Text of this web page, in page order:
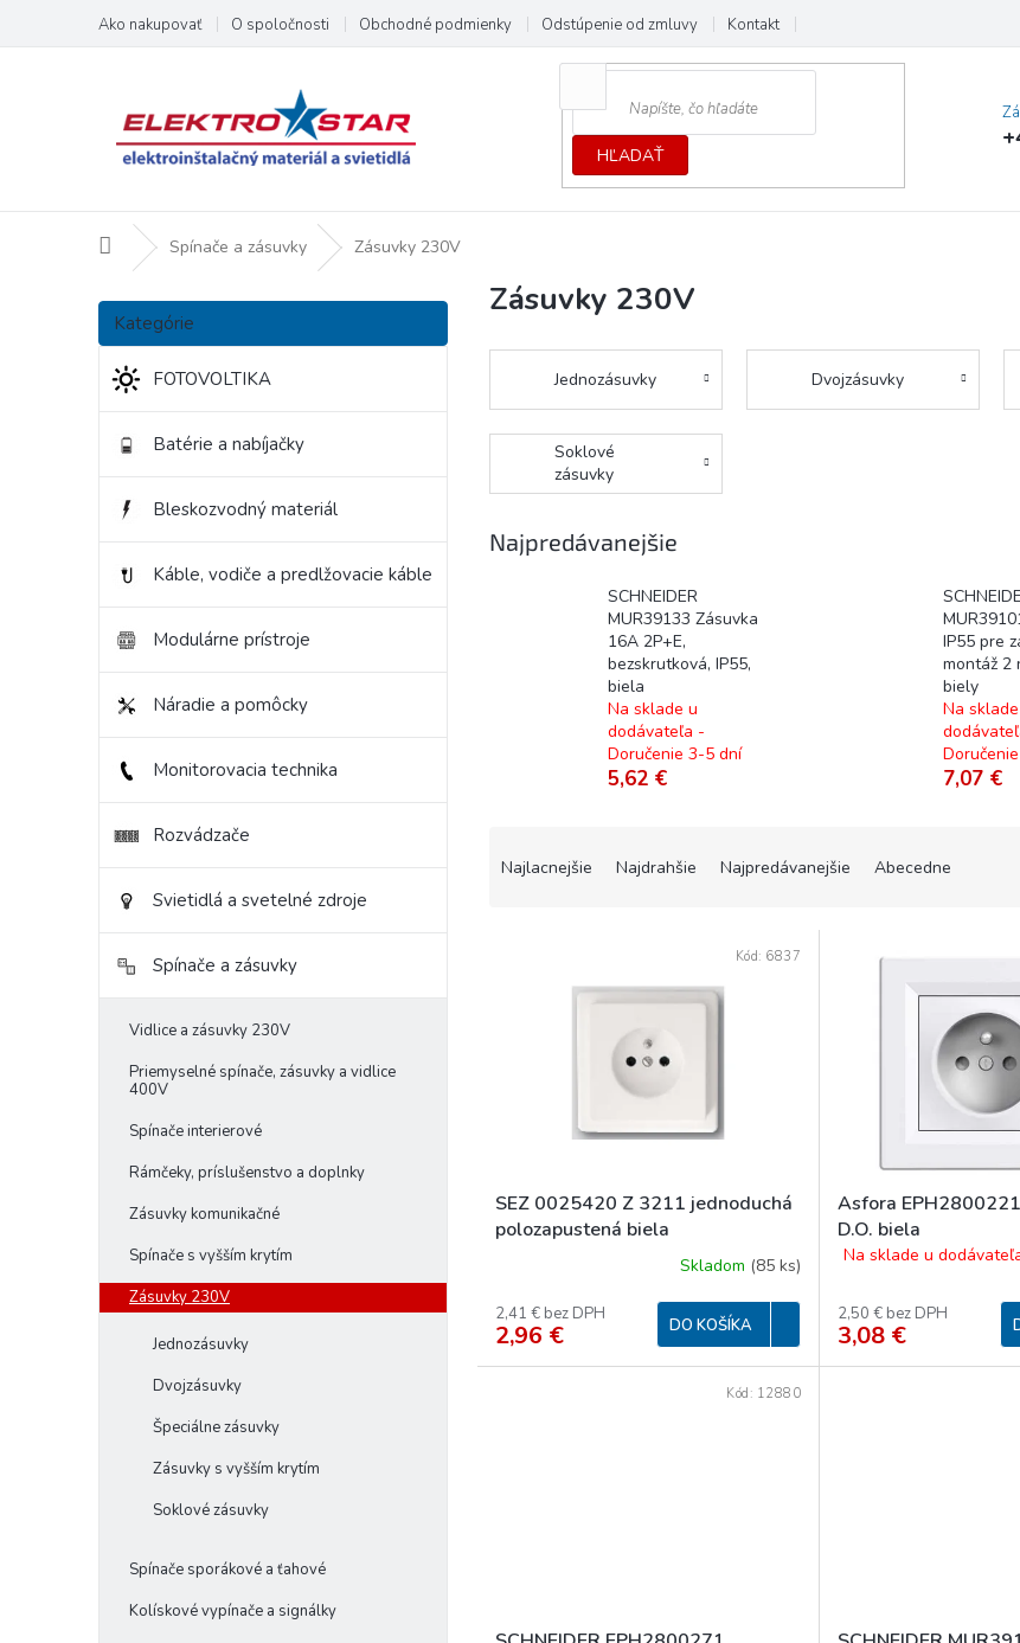
obsah
Ako nakupovať O spoločnosti Obchodné podmienky Odstúpenie od zmluvy Kontakt
HĽADAŤ
DomovSpínače a zásuvky Zásuvky 230V
B
č
n
Preskočiť
kategórie
Kategórie
FOTOVOLTIKA
Batérie a nabíjačky
Bleskozvodný materiál
Káble, vodiče a predlžovacie káble
Modulárne prístroje
Náradie a pomôcky
Monitorovacia technika
Rozvádzače
Svietidlá a svetelné zdroje
Spínače a zásuvky
Vidlice a zásuvky 230V
Priemyselné spínače, zásuvky a vidlice
400V
Spínače interierové
Rámčeky, príslušenstvo a doplnky
Zásuvky komunikačné
Spínače s vyšším krytím
Zásuvky 230V
Jednozásuvky
Dvojzásuvky
Špeciálne zásuvky
Zásuvky s vyšším krytím
Soklové zásuvky
Spínače sporákové a ťahové
Kolískové vypínače a signálky
Zásuvky 230V
Jednozásuvky Dvojzásuvky
Soklové
zásuvky
Najpredávanejšie
SCHNEIDER
MUR39133 Zásuvka
16A 2P+E,
bezskrutková, IP55,
biela
Na sklade u
dodávateľa -
Doručenie 3-5 dní
5,62 €
IP55 pre
montáž 2
biely
Na
7,07 €
o
v
Najlacnejšie Najdrahšie Najpredávanejšie Abecedne
k
t
SEZ 0025420 Z 3211 jednoduchá
polozapustená biela
Skladom (85 ks)
2,41 € bez DPH
2,96 € DO KOŠÍKA
Kód: 6837
Asfora
D.O. biela
Na sklade u
2,50 € bez DPH
3,08 €
Kód: 12880